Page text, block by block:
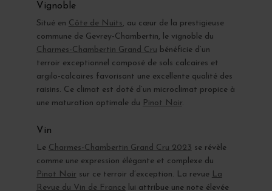
Vignoble
Situé en Côte de Nuits, au cœur de la prestigieuse
commune de Gevrey-Chambertin, le vignoble du
Charmes-Chambertin Grand Cru bénéficie d’un
terroir exceptionnel composé de sols calcaires et
argilo-calcaires favorisant une excellente qualité des
raisins. Ce climat est doté d’un microclimat propice à
une maturation optimale du Pinot Noir.
Vin
Le Charmes-Chambertin Grand Cru 2023 se révèle
comme une expression élégante et complexe du
Pinot Noir sur ce terroir d’exception. La revue La
Revue du Vin de France lui attribue une note élevée